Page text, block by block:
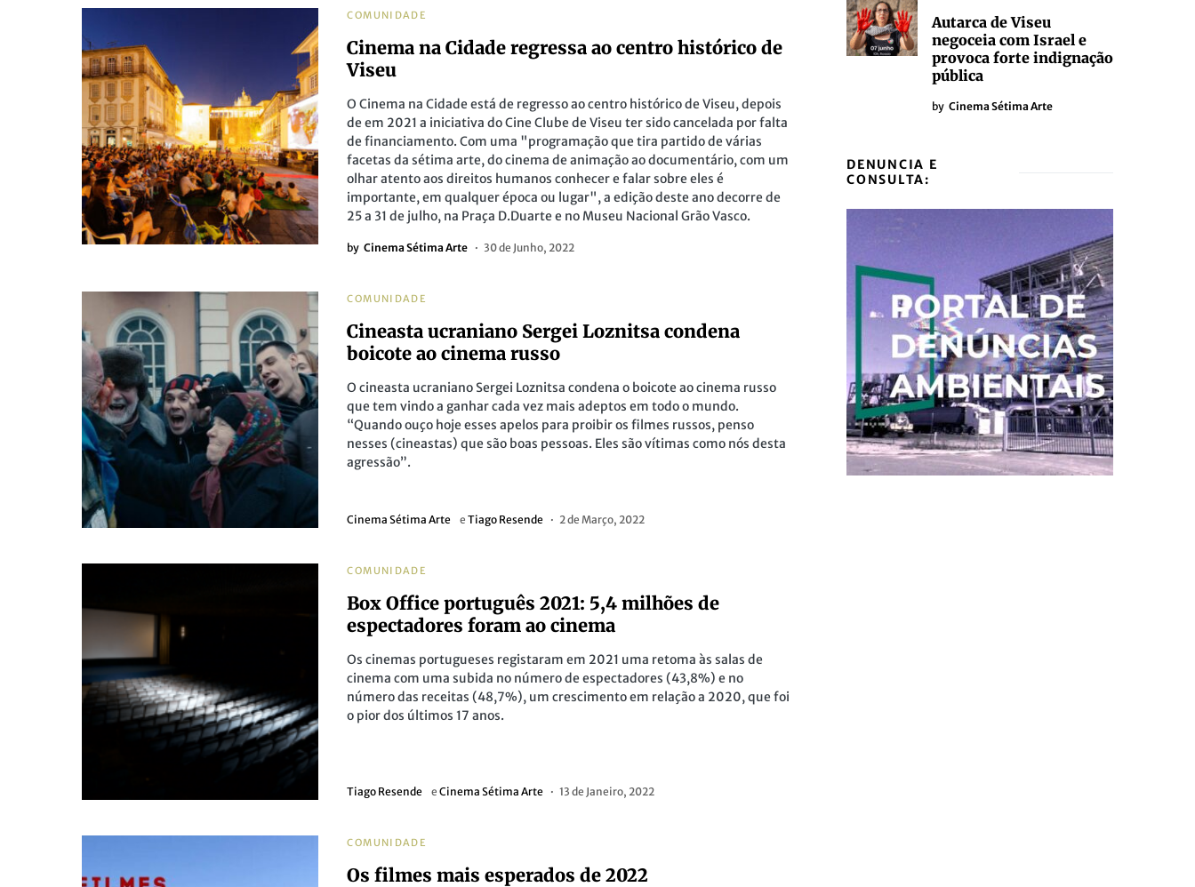
COMUNIDADE
Cinema na Cidade regressa ao centro histórico de
Viseu
O Cinema na Cidade está de regresso ao centro histórico de Viseu, depois
de em 2021 a iniciativa do Cine Clube de Viseu ter sido cancelada por falta
de financiamento. Com uma "programação que tira partido de várias
facetas da sétima arte, do cinema de animação ao documentário, com um
olhar atento aos direitos humanos conhecer e falar sobre eles é
importante, em qualquer época ou lugar", a edição deste ano decorre de
25 a 31 de julho, na Praça D.Duarte e no Museu Nacional Grão Vasco.
by Cinema Sétima Arte 30 de Junho, 2022
COMUNIDADE
Cineasta ucraniano Sergei Loznitsa condena
boicote ao cinema russo
O cineasta ucraniano Sergei Loznitsa condena o boicote ao cinema russo
que tem vindo a ganhar cada vez mais adeptos em todo o mundo.
“Quando ouço hoje esses apelos para proibir os filmes russos, penso
nesses (cineastas) que são boas pessoas. Eles são vítimas como nós desta
agressão”.
Cinema Sétima Arte eTiago Resende 2 de Março, 2022
COMUNIDADE
Box Office português 2021: 5,4 milhões de
espectadores foram ao cinema
Os cinemas portugueses registaram em 2021 uma retoma às salas de
cinema com uma subida no número de espectadores (43,8%) e no
número das receitas (48,7%), um crescimento em relação a 2020, que foi
o pior dos últimos 17 anos.
Tiago Resende eCinema Sétima Arte 13 de Janeiro, 2022
COMUNIDADE
Os filmes mais esperados de 2022
Autarca de Viseu
negoceia com Israel e
provoca forte indignação
pública
by Cinema Sétima Arte
DENUNCIA E
CONSULTA: